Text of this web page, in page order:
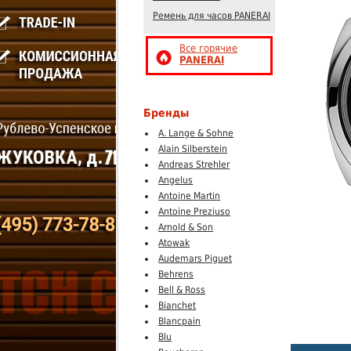
Ремень для часов PANERAI
Все горячие
PANERAI
Бренды
A. Lange & Sohne
Alain Silberstein
Andreas Strehler
Angelus
Antoine Martin
Antoine Preziuso
Arnold & Son
Atowak
Audemars Piguet
Behrens
Bell & Ross
Bianchet
Blancpain
Blu